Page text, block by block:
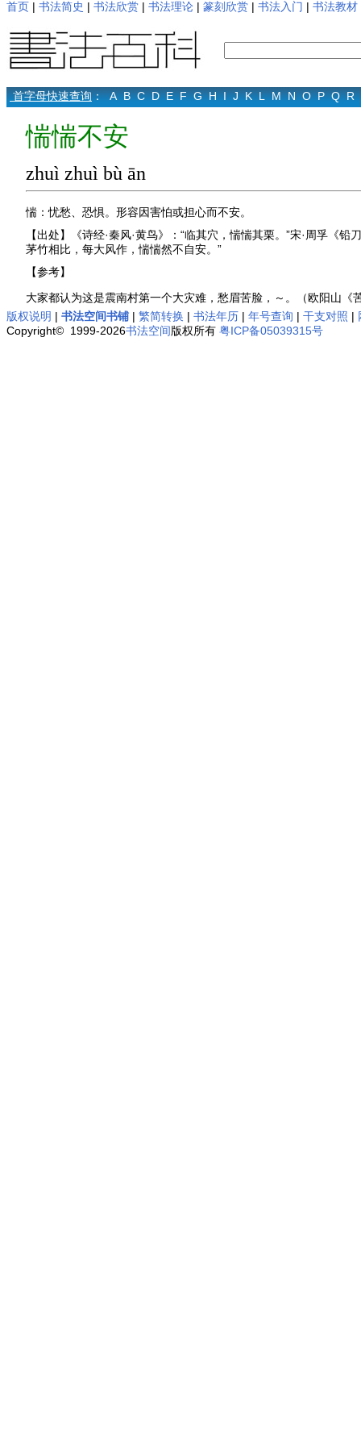
首页 | 书法简史 | 书法欣赏 | 书法理论 | 篆刻欣赏 | 书法入门 | 书法教材
首字母快速查询： A B C D E F G H I J K L M N O P Q R
惴惴不安
zhuì zhuì bù ān
惴：忧愁、恐惧。形容因害怕或担心而不安。
【出处】《诗经·秦风·黄鸟》：“临其穴，惴惴其栗。”宋·周孚
茅竹相比，每大风作，惴惴然不自安。”
【参考】
大家都认为这是震南村第一个大灾难，愁眉苦脸，～。（欧阳山《
版权说明 | 书法空间书铺 | 繁简转换 | 书法年历 | 年号查询 | 干支对照 |
Copyright© 1999-2026书法空间版权所有 粤ICP备05039315号